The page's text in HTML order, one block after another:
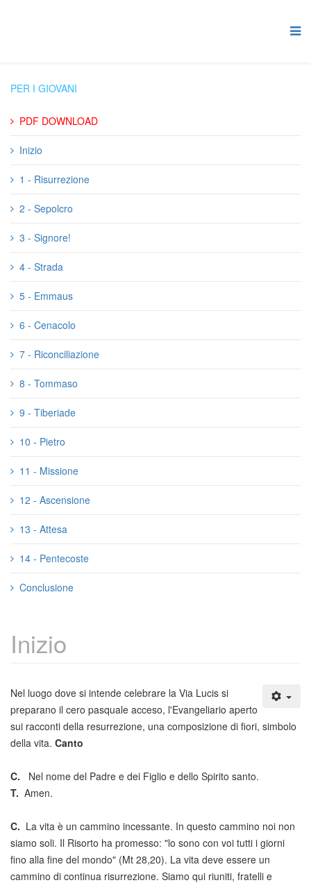
PER I GIOVANI
PDF DOWNLOAD
Inizio
1 - Risurrezione
2 - Sepolcro
3 - Signore!
4 - Strada
5 - Emmaus
6 - Cenacolo
7 - Riconciliazione
8 - Tommaso
9 - Tiberiade
10 - Pietro
11 - Missione
12 - Ascensione
13 - Attesa
14 - Pentecoste
Conclusione
Inizio
Nel luogo dove si intende celebrare la Via Lucis si
preparano il cero pasquale acceso, l'Evangeliario aperto
sui racconti della resurrezione, una composizione di fiori, simbolo
della vita. Canto
C. Nel nome del Padre e dei Figlio e dello Spirito santo.
T. Amen.
C. La vita è un cammino incessante. In questo cammino noi non
siamo soli. Il Risorto ha promesso: "lo sono con voi tutti i giorni
fino alla fine del mondo" (Mt 28,20). La vita deve essere un
cammino di continua risurrezione. Siamo qui riuniti, fratelli e